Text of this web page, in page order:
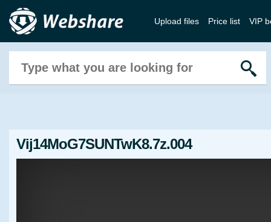
Upload files Price list VIP
Vij14MoG7SUNTwK8.7z.004